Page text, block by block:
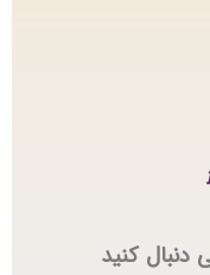
دنبال کنید